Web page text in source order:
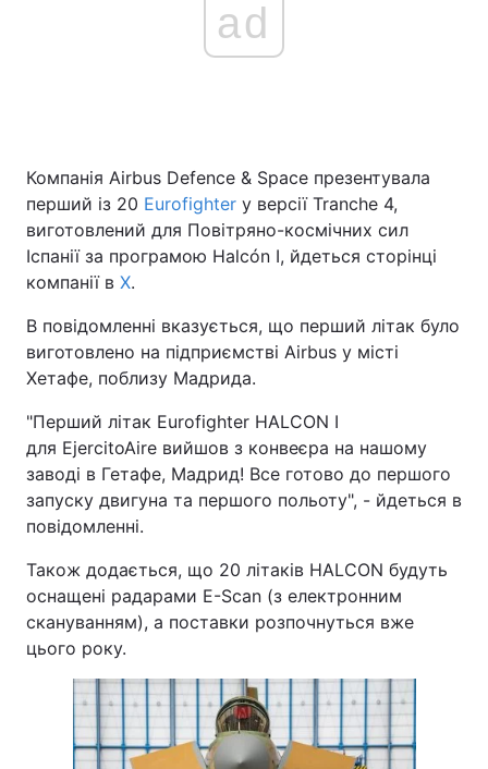
ad
Компанія Airbus Defence & Space презентувала
перший із 20 Eurofighter у версії Tranche 4,
виготовлений для Повітряно-космічних сил
Іспанії за програмою Halcón I, йдеться сторінці
компанії в X.
В повідомленні вказується, що перший літак було
виготовлено на підприємстві Airbus у місті
Хетафе, поблизу Мадрида.
"Перший літак Eurofighter HALCON I
для EjercitoAire вийшов з конвеєра на нашому
заводі в Гетафе, Мадрид! Все готово до першого
запуску двигуна та першого польоту", - йдеться в
повідомленні.
Також додається, що 20 літаків HALCON будуть
оснащені радарами E-Scan (з електронним
скануванням), а поставки розпочнуться вже
цього року.